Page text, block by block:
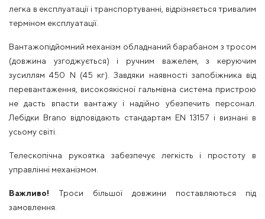
легка в експлуатації і транспортуванні, відрізняється тривалим
терміном експлуатації.
Вантажопідйомний механізм обладнаний барабаном з тросом
(довжина узгоджується) і ручним важелем, з керуючим
зусиллям 450 N (45 кг). Завдяки наявності запобіжника від
перевантаження, високоякісної гальмівна система пристрою
не дасть впасти вантажу і надійно убезпечить персонал.
Лебідки Brano відповідають стандартам EN 13157 і визнані в
усьому світі.
Телескопічна рукоятка забезпечує легкість і простоту в
управлінні механізмом.
Важливо! Троси більшої довжини поставляються під
замовлення.